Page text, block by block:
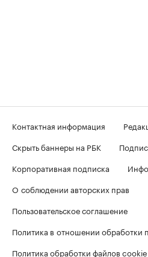
Контактная информация
Скрыть баннеры на РБК
Корпоративная подписка
О соблюдении авторских прав
Пользовательское соглашение
Политика в отношении обработки
Политика обработки файлов cookie